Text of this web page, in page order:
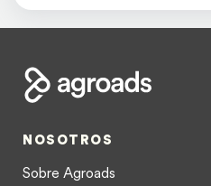
NOSOTROS
Sobre Agroads